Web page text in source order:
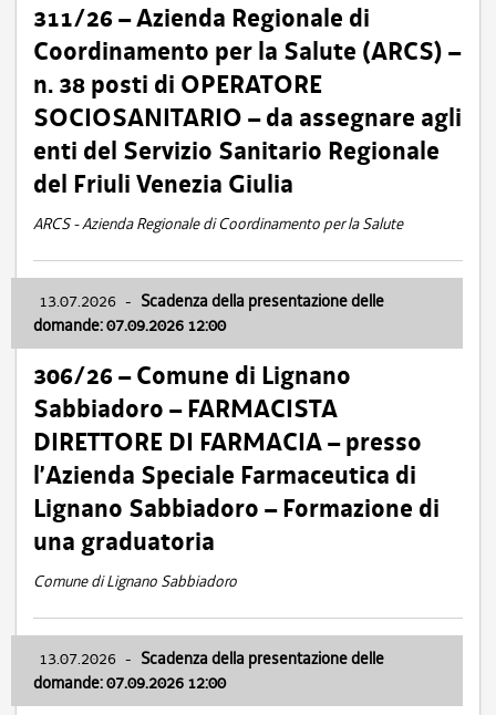
311/26 – Azienda Regionale di
Coordinamento per la Salute (ARCS) –
n. 38 posti di OPERATORE
SOCIOSANITARIO – da assegnare agli
enti del Servizio Sanitario Regionale
del Friuli Venezia Giulia
ARCS - Azienda Regionale di Coordinamento per la Salute
13.07.2026 - Scadenza della presentazione delle
domande: 07.09.2026 12:00
306/26 – Comune di Lignano
Sabbiadoro – FARMACISTA
DIRETTORE DI FARMACIA – presso
l’Azienda Speciale Farmaceutica di
Lignano Sabbiadoro – Formazione di
una graduatoria
Comune di Lignano Sabbiadoro
13.07.2026 - Scadenza della presentazione delle
domande: 07.09.2026 12:00